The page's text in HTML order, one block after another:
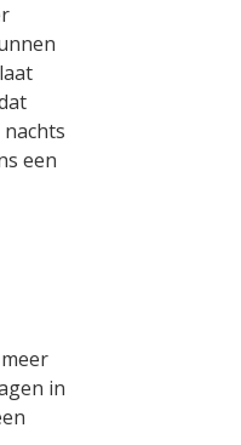
een
in